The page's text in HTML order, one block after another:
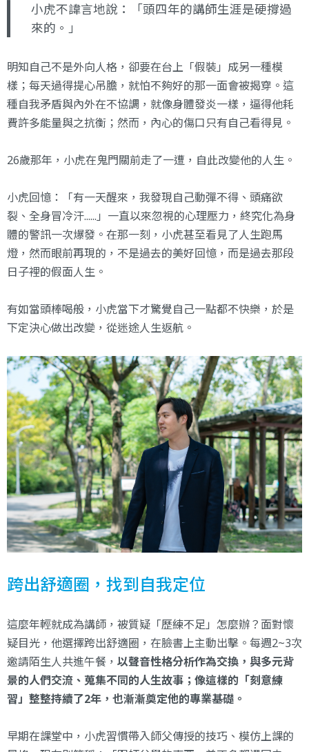
小虎不諱言地說：「頭四年的講師生涯是硬撐過
來的。」
明知自己不是外向人格，卻要在台上「假裝」成另一種模
樣；每天過得提心吊膽，就怕不夠好的那一面會被揭穿。這
種自我矛盾與內外在不協調，就像身體發炎一樣，逼得他耗
費許多能量與之抗衡；然而，內心的傷口只有自己看得見。
26歲那年，小虎在鬼門關前走了一遭，自此改變他的人生。
小虎回憶：「有一天醒來，我發現自己動彈不得、頭痛欲
裂、全身冒冷汗......」一直以來忽視的心理壓力，終究化為身
體的警訊一次爆發。在那一刻，小虎甚至看見了人生跑馬
燈，然而眼前再現的，不是過去的美好回憶，而是過去那段
日子裡的假面人生。
有如當頭棒喝般，小虎當下才驚覺自己一點都不快樂，於是
下定決心做出改變，從迷途人生返航。
跨出舒適圈，找到自我定位
這麼年輕就成為講師，被質疑「歷練不足」怎麼辦？面對懷
疑目光，他選擇跨出舒適圈，在臉書上主動出擊。每週2~3次
邀請陌生人共進午餐， 以聲音性格分析作為交換，與多元背
景的人們交流、蒐集不同的人生故事；像這樣的「刻意練
習」整整持續了2年，也漸漸奠定他的專業基礎。
早期在課堂中，小虎習慣帶入師父傳授的技巧、模仿上課的